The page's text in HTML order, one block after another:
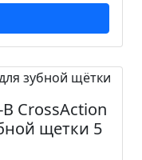
CrossAction
щетки 5